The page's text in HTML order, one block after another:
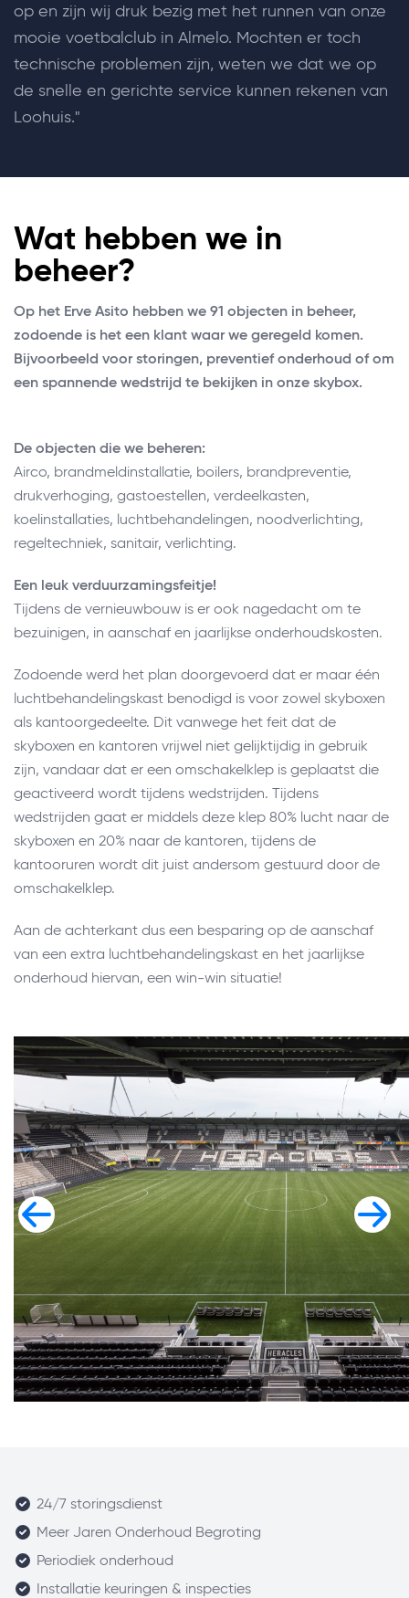
op en zijn wij druk bezig met het runnen van onze
mooie voetbalclub in Almelo. Mochten er toch
technische problemen zijn, weten we dat we op
de snelle en gerichte service kunnen rekenen van
Loohuis."
Wat hebben we in
beheer?
Op het Erve Asito hebben we 91 objecten in beheer,
zodoende is het een klant waar we geregeld komen.
Bijvoorbeeld voor storingen, preventief onderhoud of om
een spannende wedstrijd te bekijken in onze skybox.
De objecten die we beheren:
Airco, brandmeldinstallatie, boilers, brandpreventie,
drukverhoging, gastoestellen, verdeelkasten,
koelinstallaties, luchtbehandelingen, noodverlichting,
regeltechniek, sanitair, verlichting.
Een leuk verduurzamingsfeitje!
Tijdens de vernieuwbouw is er ook nagedacht om te
bezuinigen, in aanschaf en jaarlijkse onderhoudskosten.
Zodoende werd het plan doorgevoerd dat er maar één
luchtbehandelingskast benodigd is voor zowel skyboxen
als kantoorgedeelte. Dit vanwege het feit dat de
skyboxen en kantoren vrijwel niet gelijktijdig in gebruik
zijn, vandaar dat er een omschakelklep is geplaatst die
geactiveerd wordt tijdens wedstrijden. Tijdens
wedstrijden gaat er middels deze klep 80% lucht naar de
skyboxen en 20% naar de kantoren, tijdens de
kantooruren wordt dit juist andersom gestuurd door de
omschakelklep.
Aan de achterkant dus een besparing op de aanschaf
van een extra luchtbehandelingskast en het jaarlijkse
onderhoud hiervan, een win-win situatie!
24/7 storingsdienst
Meer Jaren Onderhoud Begroting
Periodiek onderhoud
Installatie keuringen & inspecties